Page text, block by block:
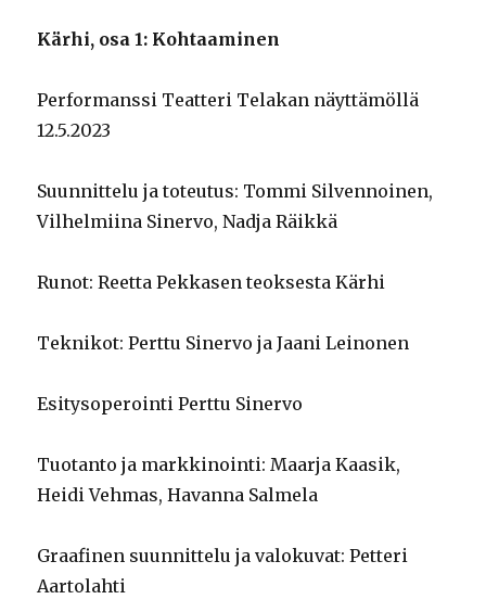
Kärhi, osa 1: Kohtaaminen
Performanssi Teatteri Telakan näyttämöllä
12.5.2023
Suunnittelu ja toteutus: Tommi Silvennoinen,
Vilhelmiina Sinervo, Nadja Räikkä
Runot: Reetta Pekkasen teoksesta Kärhi
Teknikot: Perttu Sinervo ja Jaani Leinonen
Esitysoperointi Perttu Sinervo
Tuotanto ja markkinointi: Maarja Kaasik,
Heidi Vehmas, Havanna Salmela
Graafinen suunnittelu ja valokuvat: Petteri
Aartolahti